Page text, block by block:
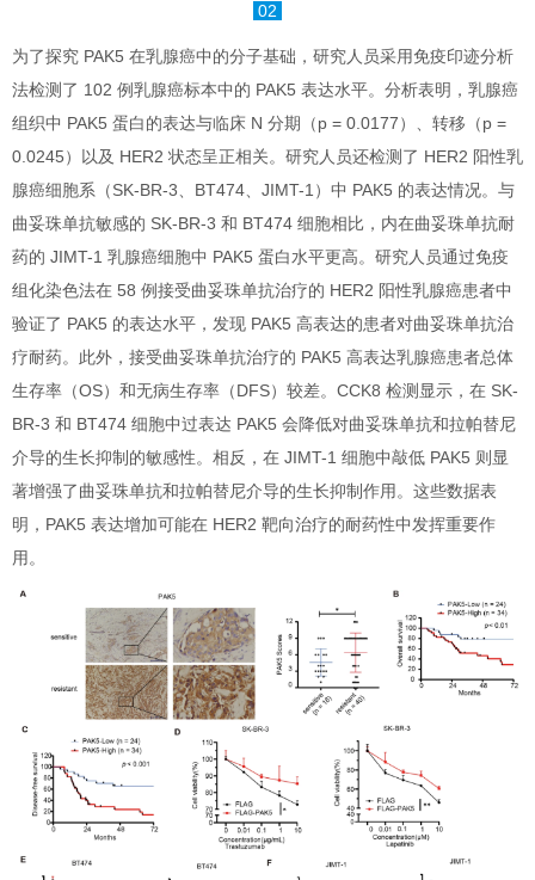
02
为了探究 PAK5 在乳腺癌中的分子基础，研究人员采用免疫印迹分析
法检测了 102 例乳腺癌标本中的 PAK5 表达水平。分析表明，乳腺癌
组织中 PAK5 蛋白的表达与临床 N 分期（p = 0.0177）、转移（p =
0.0245）以及 HER2 状态呈正相关。研究人员还检测了 HER2 阳性乳
腺癌细胞系（SK-BR-3、BT474、JIMT-1）中 PAK5 的表达情况。与
曲妥珠单抗敏感的 SK-BR-3 和 BT474 细胞相比，内在曲妥珠单抗耐
药的 JIMT-1 乳腺癌细胞中 PAK5 蛋白水平更高。研究人员通过免疫
组化染色法在 58 例接受曲妥珠单抗治疗的 HER2 阳性乳腺癌患者中
验证了 PAK5 的表达水平，发现 PAK5 高表达的患者对曲妥珠单抗治
疗耐药。此外，接受曲妥珠单抗治疗的 PAK5 高表达乳腺癌患者总体
生存率（OS）和无病生存率（DFS）较差。CCK8 检测显示，在 SK-
BR-3 和 BT474 细胞中过表达 PAK5 会降低对曲妥珠单抗和拉帕替尼
介导的生长抑制的敏感性。相反，在 JIMT-1 细胞中敲低 PAK5 则显
著增强了曲妥珠单抗和拉帕替尼介导的生长抑制作用。这些数据表
明，PAK5 表达增加可能在 HER2 靶向治疗的耐药性中发挥重要作
用。